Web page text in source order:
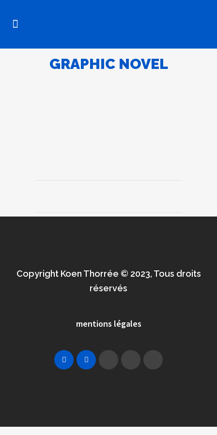
GRAPHIC NOVEL
Copyright Koen Thorrée © 2023, Tous droits
réservés
mentions légales